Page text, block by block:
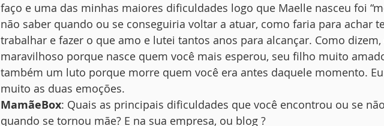
faço e uma das minhas maiores dificuldades logo que Maelle nasceu foi
não saber quando ou se conseguiria voltar a atuar, como faria para achar
trabalhar e fazer o que amo e lutei tantos anos para alcançar. Como
maravilhoso porque nasce quem você mais esperou, seu filho muito
também um luto porque morre quem você era antes daquele momento.
muito as duas emoções.
MamãeBox: Quais as principais dificuldades que você encontrou ou se
quando se tornou mãe? E na sua empresa, ou blog ?